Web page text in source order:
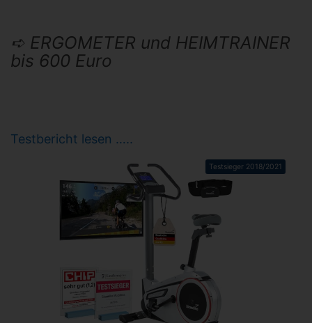
➪ ERGOMETER und HEIMTRAINER
bis 600 Euro
Testbericht lesen …..
Testsieger 2018/2021